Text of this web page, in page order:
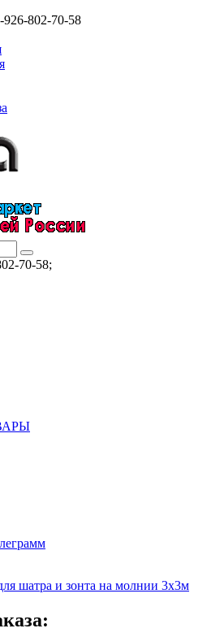
926-802-70-58
70-58;
шатра и зонта на молнии 3х3м